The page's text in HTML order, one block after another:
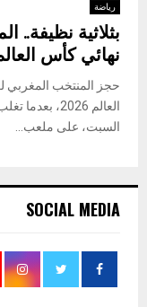
رياضة
بثلاثية
نهائي كأس
حجز المنتخب المغربي
العالم 2026،
السبت، على ملعب...
SOCIAL MEDIA